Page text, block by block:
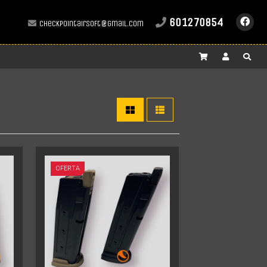
checkpointairsoft@gmail.com 601270854
OFERTA